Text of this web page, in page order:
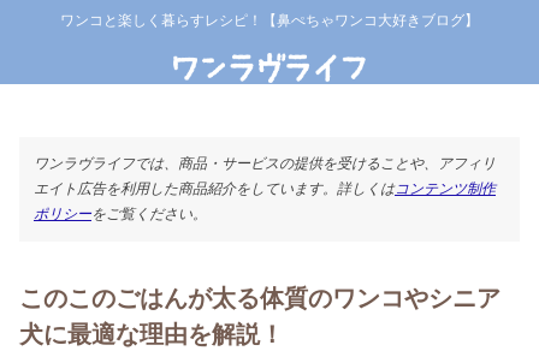
ワンコと楽しく暮らすレシピ！【鼻ぺちゃワンコ大好きブログ】
ワンラヴライフでは、商品・サービスの提供を受けることや、アフィリ
エイト広告を利用した商品紹介をしています。詳しくはコンテンツ制作
ポリシーをご覧ください。
このこのごはんが太る体質のワンコやシニア
犬に最適な理由を解説！